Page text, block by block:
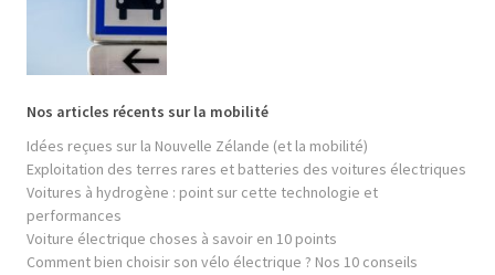
Nos articles récents sur la mobilité
Idées reçues sur la Nouvelle Zélande (et la mobilité)
Exploitation des terres rares et batteries des voitures électriques
Voitures à hydrogène : point sur cette technologie et
performances
Voiture électrique choses à savoir en 10 points
Comment bien choisir son vélo électrique ? Nos 10 conseils